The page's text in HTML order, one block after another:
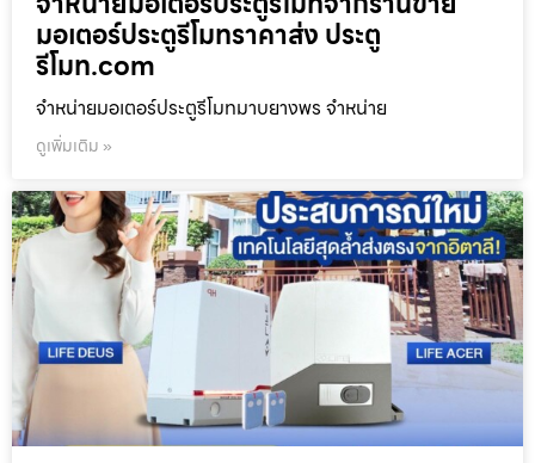
มอเตอร์ประตูรีโมทราคาส่ง ประตู
รีโมท.com
จำหน่ายมอเตอร์ประตูรีโมทมาบยางพร จำหน่าย
ดูเพิ่มเติม »